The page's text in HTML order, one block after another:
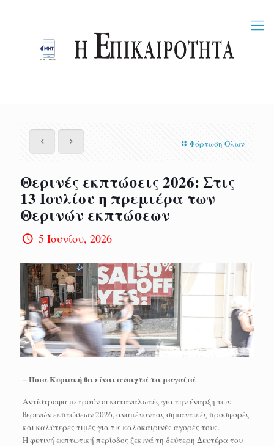
Φόρτωση Όλων
Θερινές εκπτώσεις 2026: Στις
13 Ιουλίου η πρεμιέρα των
Θερινών εκπτώσεων
5 Ιουνίου, 2026
– Ποια Κυριακή θα είναι ανοιχτά τα μαγαζιά
Αντίστροφα μετρούν οι καταναλωτές για την έναρξη των
θερινών εκπτώσεων 2026, αναμένοντας σημαντικές προσφορές
και καλύτερες τιμές για τις καλοκαιρινές αγορές τους.
Η φετινή εκπτωτική περίοδος ξεκινά τη δεύτερη Δευτέρα του